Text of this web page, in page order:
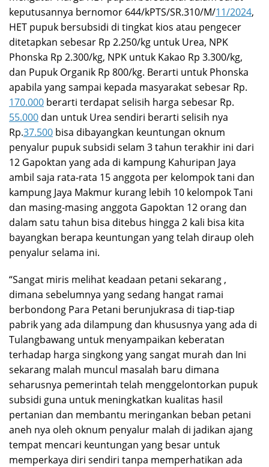
keputusannya bernomor 644/kPTS/SR.310/M/11/2024,
HET pupuk bersubsidi di tingkat kios atau pengecer
ditetapkan sebesar Rp 2.250/kg untuk Urea, NPK
Phonska Rp 2.300/kg, NPK untuk Kakao Rp 3.300/kg,
dan Pupuk Organik Rp 800/kg. Berarti untuk Phonska
apabila yang sampai kepada masyarakat sebesar Rp.
170.000 berarti terdapat selisih harga sebesar Rp.
55.000 dan untuk Urea sendiri berarti selisih nya
Rp.37.500 bisa dibayangkan keuntungan oknum
penyalur pupuk subsidi selam 3 tahun terakhir ini dari
12 Gapoktan yang ada di kampung Kahuripan Jaya
ambil saja rata-rata 15 anggota per kelompok tani dan
kampung Jaya Makmur kurang lebih 10 kelompok Tani
dan masing-masing anggota Gapoktan 12 orang dan
dalam satu tahun bisa ditebus hingga 2 kali bisa kita
bayangkan berapa keuntungan yang telah diraup oleh
penyalur selama ini.
“Sangat miris melihat keadaan petani sekarang ,
dimana sebelumnya yang sedang hangat ramai
berbondong Para Petani berunjukrasa di tiap-tiap
pabrik yang ada dilampung dan khususnya yang ada di
Tulangbawang untuk menyampaikan keberatan
terhadap harga singkong yang sangat murah dan Ini
sekarang malah muncul masalah baru dimana
seharusnya pemerintah telah menggelontorkan pupuk
subsidi guna untuk meningkatkan kualitas hasil
pertanian dan membantu meringankan beban petani
aneh nya oleh oknum penyalur malah di jadikan ajang
tempat mencari keuntungan yang besar untuk
memperkaya diri sendiri tanpa memperhatikan ada